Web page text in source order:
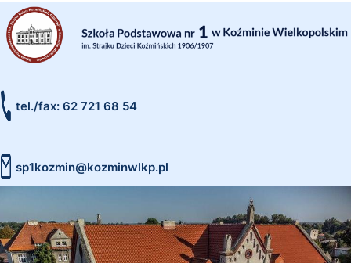
tel./fax: 62 721 68 54
sp1kozmin@kozminwlkp.pl